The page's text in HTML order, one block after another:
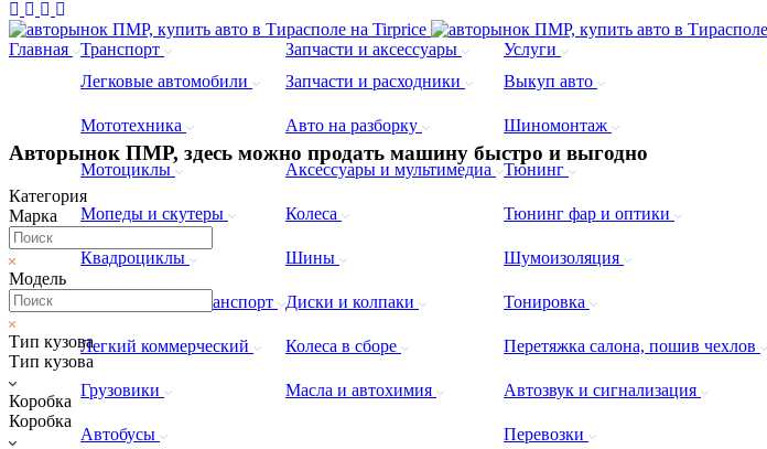
Главная
Транспорт
Легковые автомобили
Мототехника
Мотоциклы
Мопеды и скутеры
Квадроциклы
Коммерческий транспорт
Легкий коммерческий
Грузовики
Автобусы
Запчасти и аксессуары
Запчасти и расходники
Авто на разборку
Аксессуары и мультимедиа
Колеса
Шины
Диски и колпаки
Колеса в сборе
Масла и автохимия
Услуги
Выкуп авто
Шиномонтаж
Тюнинг
Тюнинг фар и оптики
Шумоизоляция
Тонировка
Перетяжка салона, пошив чехлов
Автозвук и сигнализация
Перевозки
Авторынок ПМР, здесь можно продать машину быстро и выгодно
Категория
Марка
Модель
Тип кузова
Тип кузова
Коробка
Коробка